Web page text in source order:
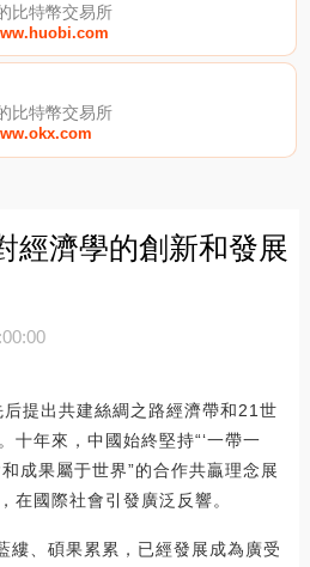
比特幣交易所
比特幣交易所
經濟學的創新和發展
提出共建絲綢之路經濟帶和21世
十年來，中國始終堅持“‘一帶一
成果屬于世界”的合作共贏理念展
在國際社會引發廣泛反響。
縷、碩果累累，已經發展成為廣受